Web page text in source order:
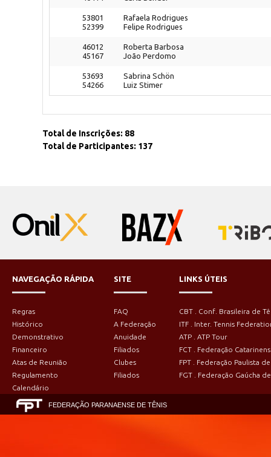
53801
52399
Rafaela Rodrigues
Felipe Rodrigues
46012
45167
Roberta Barbosa
João Perdomo
53693
54266
Sabrina Schön
Luiz Stimer
Total de Inscrições: 88
Total de Participantes: 137
NAVEGAÇÃO RÁPIDA
Regras
Histórico
Demonstrativo
Financeiro
Atas de Reunião
Regulamento
Calendário
SITE
FAQ
A Federação
Anuidade
Filiados
Clubes
Filiados
LINKS ÚTEIS
CBT . Conf. Brasileira de
ITF . Inter. Tennis
ATP . ATP Tour
FCT . Federação
FPT . Federação Paulista
FGT . Federação Gaúcha
FEDERAÇÃO PARANAENSE DE TÊNIS